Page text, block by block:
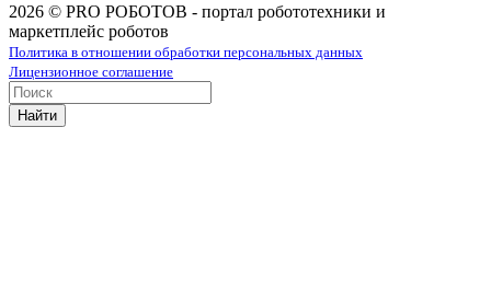
2026 © PRO РОБОТОВ - портал робототехники и
маркетплейс роботов
Политика в отношении обработки персональных данных
Лицензионное соглашение
Найти